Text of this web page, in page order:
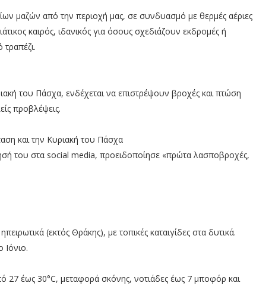
μαζών από την περιοχή μας, σε συνδυασμό με θερμές αέριες
καιρός, ιδανικός για όσους σχεδιάζουν εκδρομές ή
του Πάσχα, ενδέχεται να επιστρέψουν βροχές και πτώση
προβλέψεις.
και την Κυριακή του Πάσχα
του στα social media, προειδοποίησε «πρώτα λασποβροχές,
(εκτός Θράκης), με τοπικές καταιγίδες στα δυτικά.
Ιόνιο.
έως 30°C, μεταφορά σκόνης, νοτιάδες έως 7 μποφόρ και